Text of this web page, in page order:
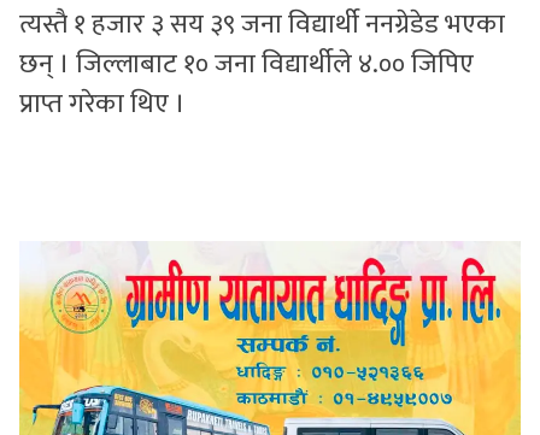
त्यस्तै १ हजार ३ सय ३९ जना विद्यार्थी ननग्रेडेड भएका
छन् । जिल्लाबाट १० जना विद्यार्थीले ४.०० जिपिए
प्राप्त गरेका थिए ।